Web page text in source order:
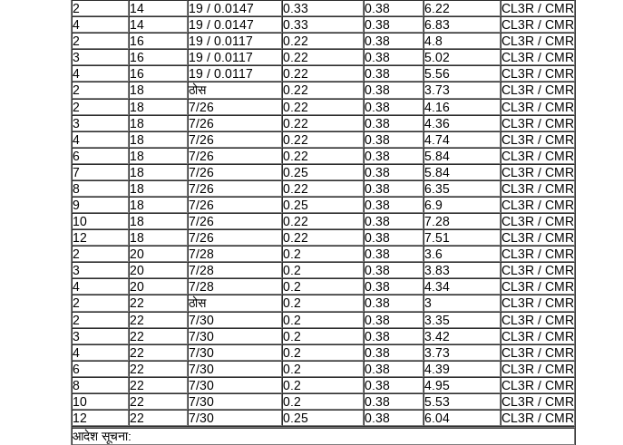
2
14 19 / 0.0147 0.33 0.38 6.22
CL3R / CMR
4
14 19 / 0.0147 0.33 0.38 6.83
CL3R / CMR
2
16 19 / 0.0117 0.22 0.38 4.8
CL3R / CMR
3
16 19 / 0.0117 0.22 0.38 5.02
CL3R / CMR
4
16 19 / 0.0117 0.22 0.38 5.56
CL3R / CMR
2
18 ठोस 0.22 0.38 3.73
CL3R / CMR
2
18 7/26 0.22 0.38 4.16
CL3R / CMR
3
18 7/26 0.22 0.38 4.36
CL3R / CMR
4
18 7/26 0.22 0.38 4.74
CL3R / CMR
6
18 7/26 0.22 0.38 5.84
CL3R / CMR
7
18 7/26 0.25 0.38 5.84
CL3R / CMR
8
18 7/26 0.22 0.38 6.35
CL3R / CMR
9
18 7/26 0.25 0.38 6.9
CL3R / CMR
10
18 7/26 0.22 0.38 7.28
CL3R / CMR
12
18 7/26 0.22 0.38 7.51
CL3R / CMR
2
20 7/28 0.2 0.38 3.6
CL3R / CMR
3
20 7/28 0.2 0.38 3.83
CL3R / CMR
4
20 7/28 0.2 0.38 4.34
CL3R / CMR
2
22 ठोस 0.2 0.38 3
CL3R / CMR
2
22 7/30 0.2 0.38 3.35
CL3R / CMR
3
22 7/30 0.2 0.38 3.42
CL3R / CMR
4
22 7/30 0.2 0.38 3.73
CL3R / CMR
6
22 7/30 0.2 0.38 4.39
CL3R / CMR
8
22 7/30 0.2 0.38 4.95
CL3R / CMR
10
22 7/30 0.2 0.38 5.53
CL3R / CMR
12
22 7/30 0.25 0.38 6.04
CL3R / CMR
आदेश सूचना: